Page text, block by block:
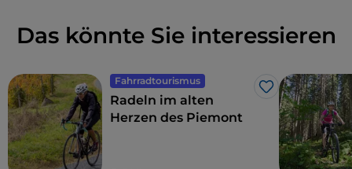
Das könnte Sie interessieren
Fahrradtourismus
Like
Radeln im alten
Herzen des Piemont